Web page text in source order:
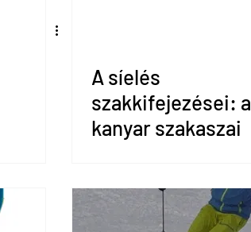
A síelés
szakkifejezései: a
kanyar szakaszai